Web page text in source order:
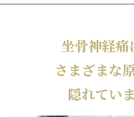
坐骨神経痛
さまざまな
隠れてい